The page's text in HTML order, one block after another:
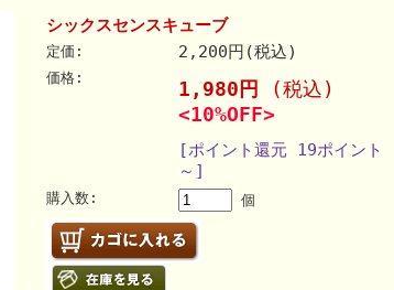
シックスセンスキューブ
定価: 2,200円(税込)
価格: 1,980円
(税込)
<10%OFF>
[ポイント還元 19ポイント
～]
購入数: 個